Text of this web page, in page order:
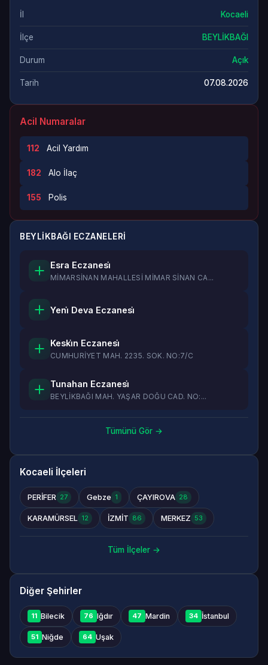
İl Kocaeli
İlçe BEYLİKBAĞI
Durum Açık
Tarih 07.08.2026
Acil Numaralar
112 Acil Yardım
182 Alo İlaç
155 Polis
BEYLİKBAĞI ECZANELERI
Esra Eczanesi̇
MİMARSİNAN MAHALLESİ MİMAR SİNAN CA...
Yeni̇ Deva Eczanesi̇
Keski̇n Eczanesi̇
CUMHURİYET MAH. 2235. SOK. NO:7/C
Tunahan Eczanesi̇
BEYLİKBAĞI MAH. YAŞAR DOĞU CAD. NO:...
Tümünü Gör →
Kocaeli İlçeleri
PERİFER 27 Gebze 1 ÇAYIROVA 28
KARAMÜRSEL 12 İZMİT 86 MERKEZ 53
Tüm İlçeler →
Diğer Şehirler
11 Bilecik 76 Iğdır 47 Mardin 34 İstanbul
51 Niğde 64 Uşak